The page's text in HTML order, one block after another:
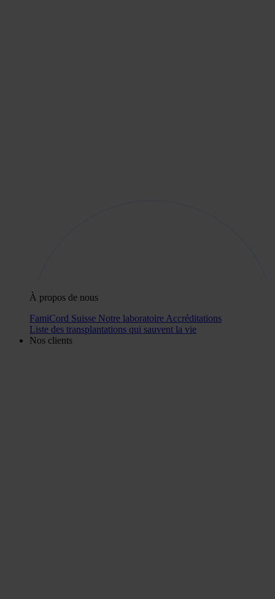
À propos de nous
FamiCord Suisse Notre laboratoire Accréditations
Liste des transplantations qui sauvent la vie
Nos clients